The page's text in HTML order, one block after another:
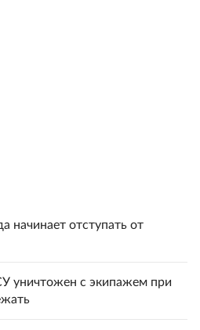
начинает отступать от
уничтожен с экипажем при